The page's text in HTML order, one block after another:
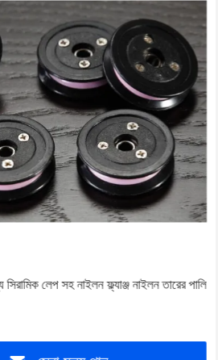
লেপ সহ নাইলন ফ্ল্যাঞ্জ নাইলন তারের পালি